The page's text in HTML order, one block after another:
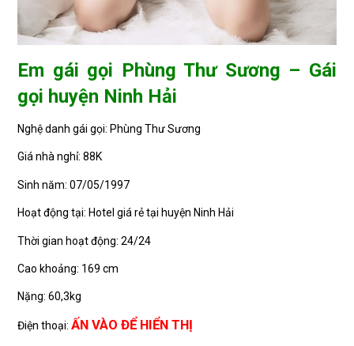
Em gái gọi Phùng Thư Sương – Gái
gọi huyện Ninh Hải
Nghệ danh gái gọi: Phùng Thư Sương
Giá nhà nghỉ: 88K
Sinh năm: 07/05/1997
Hoạt động tại: Hotel giá rẻ tại huyện Ninh Hải
Thời gian hoạt động: 24/24
Cao khoảng: 169 cm
Nặng: 60,3kg
Điện thoại:ẤN VÀO ĐỂ HIỂN THỊ